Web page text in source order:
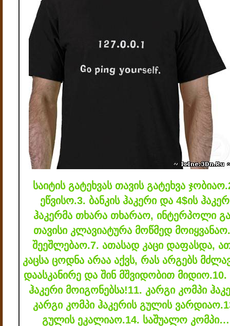
საიტის გატეხვას თავის გატეხვა ჯობიაო.
ეწვისო.3. ბანკის ჰაკერი და 4$ის
ჰაკერმა თხარა თხარაო, ინტერპოლი
თავისი კლავიატურა მოწმედ მოიყვანაო.
შეეშლებაო.7. ათასად კაცი დაფასდა,
კაცსა ცოდნა არაა აქვს, რას არგებს
დაასკანირე და შინ მშვიდობით მიდიო.
ჰაკერი მოიგონებსა!11. კარგი კომპი
კარგი კომპი ჰაკერის გულის ვარდიაო.
გულის ეკალიაო.14. საშუალო